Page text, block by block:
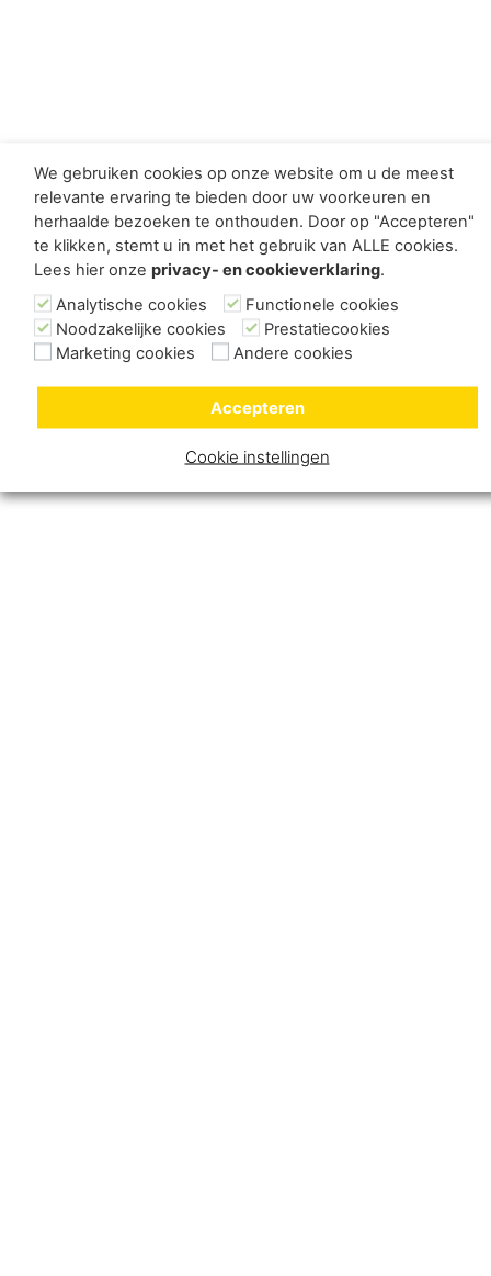
We gebruiken cookies op onze website om u de meest
relevante ervaring te bieden door uw voorkeuren en
herhaalde bezoeken te onthouden. Door op "Accepteren"
te klikken, stemt u in met het gebruik van ALLE cookies.
Lees hier onze privacy- en cookieverklaring.
Analytische cookies
Functionele cookies
Noodzakelijke cookies
Prestatiecookies
Marketing cookies
Andere cookies
Cookie instellingen
Accepteren